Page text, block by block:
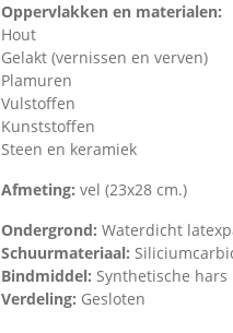
Oppervlakken en materialen:
Hout
Gelakt (vernissen en verven)
Plamuren
Vulstoffen
Kunststoffen
Steen en keramiek
Afmeting: vel (23x28 cm.)
Ondergrond: Waterdicht
Schuurmateriaal:
Bindmiddel: Synthetische hars
Verdeling: Gesloten